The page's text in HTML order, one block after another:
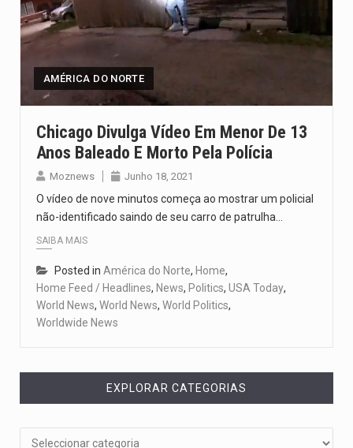
AMÉRICA DO NORTE
Chicago Divulga Vídeo Em Menor De 13
Anos Baleado E Morto Pela Polícia
Moznews Junho 18, 2021
O vídeo de nove minutos começa ao mostrar um policial
não-identificado saindo de seu carro de patrulha…
SAIBA MAIS
Posted in América do Norte, Home,
Home Feed / Headlines, News, Politics, USA Today,
World News, World News, World Politics,
Worldwide News
EXPLORAR CATEGORIAS